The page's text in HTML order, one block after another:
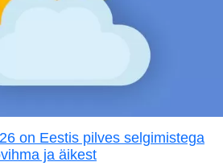
on Eestis pilves selgimistega
ja äikest